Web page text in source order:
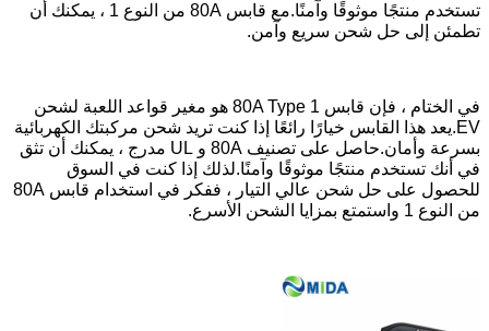
تستخدم منتجًا موثوقًا وآمنًا.مع قابس 80A من النوع 1 ، يمكنك أن
تطمئن إلى حل شحن سريع وآمن.
في الختام ، فإن قابس 80A Type 1 هو مغير قواعد اللعبة لشحن
EV.يعد هذا القابس خيارًا رائعًا إذا كنت تريد شحن مركبتك الكهربائية
بسرعة وأمان.حاصل على تصنيف 80A و UL مدرج ، يمكنك أن تثق
في أنك تستخدم منتجًا موثوقًا وآمنًا.لذلك إذا كنت في السوق
للحصول على حل شحن عالي التيار ، ففكر في استخدام قابس 80A
من النوع 1 واستمتع بمزايا الشحن الأسرع.